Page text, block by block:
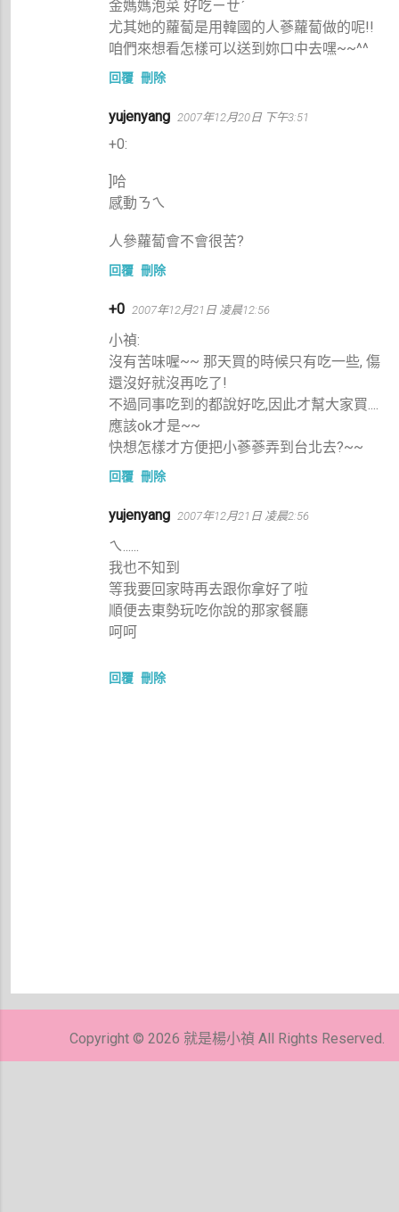
金媽媽泡菜 好吃ㄧㄝˊ
尤其她的蘿蔔是用韓國的人蔘蘿蔔做的呢!!
咱們來想看怎樣可以送到妳口中去嘿~~^^
回覆 刪除
yujenyang 2007年12月20日 下午3:51
+0:
]哈
感動ㄋㄟ
人參蘿蔔會不會很苦?
回覆 刪除
+0 2007年12月21日 凌晨12:56
小禎:
沒有苦味喔~~ 那天買的時候只有吃一些, 傷
還沒好就沒再吃了!
不過同事吃到的都說好吃,因此才幫大家買....
應該ok才是~~
快想怎樣才方便把小蔘蔘弄到台北去?~~
回覆 刪除
yujenyang 2007年12月21日 凌晨2:56
ㄟ......
我也不知到
等我要回家時再去跟你拿好了啦
順便去東勢玩吃你說的那家餐廳
呵呵
回覆 刪除
貼
Copyright © 2026 就是楊小禎 All Rights Reserved.